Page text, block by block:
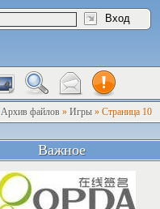
Архив файлов » Игры » Страница 10
Важное